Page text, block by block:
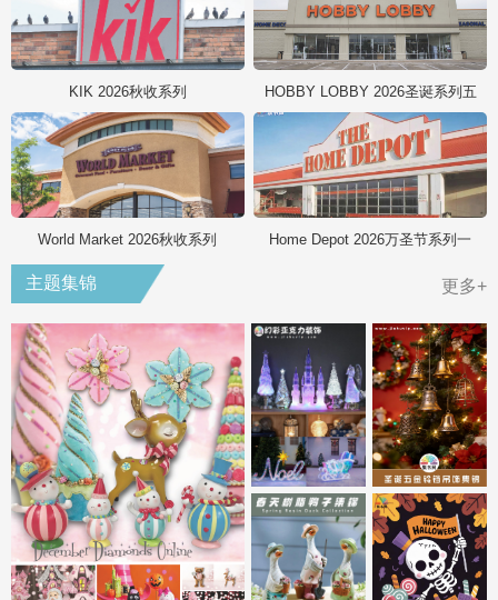
KIK 2026秋收系列 HOBBY LOBBY 2026圣诞系列五
World Market 2026秋收系列 Home Depot 2026万圣节系列一
主题集锦 更多+